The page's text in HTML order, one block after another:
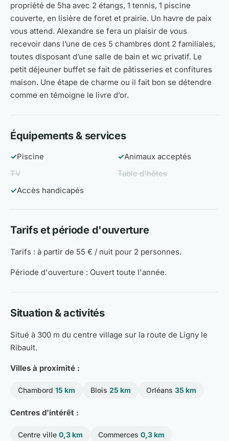
propriété de 5ha avec 2 étangs, 1 tennis, 1 piscine
couverte, en lisière de foret et prairie. Un havre de paix
vous attend. Alexandre se fera un plaisir de vous
recevoir dans l’une de ces 5 chambres dont 2 familiales,
toutes disposant d’une salle de bain et wc privatif. Le
petit déjeuner buffet se fait de pâtisseries et confitures
maison. Une étape de charme ou il fait bon se détendre
comme en témoigne le livre d’or.
Équipements & services
✓Piscine ✓Animaux acceptés
TV
Table d'hôtes
✓Accès handicapés
Tarifs et période d'ouverture
Tarifs : à partir de 55 € / nuit pour 2 personnes.
Période d'ouverture : Ouvert toute l'année.
Situation & activités
Situé à 300 m du centre village sur la route de Ligny le
Ribault.
Villes à proximité :
Chambord 15 km Blois 25 km Orléans 35 km
Centres d'intérêt :
Centre ville 0,3 km Commerces 0,3 km